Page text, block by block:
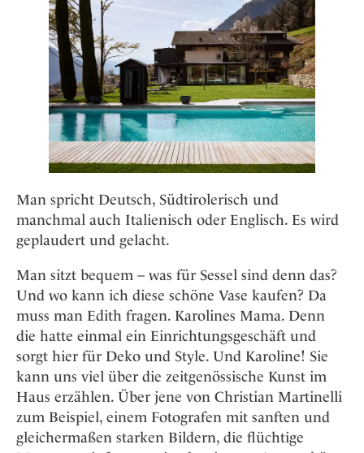
Man spricht Deutsch, Südtirolerisch und
manchmal auch Italienisch oder Englisch. Es wird
geplaudert und gelacht.
Man sitzt bequem – was für Sessel sind denn das?
Und wo kann ich diese schöne Vase kaufen? Da
muss man Edith fragen. Karolines Mama. Denn
die hatte einmal ein Einrichtungsgeschäft und
sorgt hier für Deko und Style. Und Karoline! Sie
kann uns viel über die zeitgenössische Kunst im
Haus erzählen. Über jene von Christian Martinelli
zum Beispiel, einem Fotografen mit sanften und
gleichermaßen starken Bildern, die flüchtige